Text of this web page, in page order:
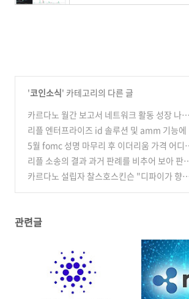
'코인소식' 카테고리의 다른 글
카르다노 월간 보고서 네트워크 활동 성장 나타
(1)
리플 엔터프라이즈 id 솔루션 및 amm 기능에
한 리플 cto 언급 (0)
5월 fomc 성명 마무리 후 이더리움 가격 어디
갈까? (2)
리플 소송의 결과 과거 판례를 비추어 보아 판
해 보자 (2)
카르다노 설립자 찰스호스킨슨 "디파이가 향
관련글